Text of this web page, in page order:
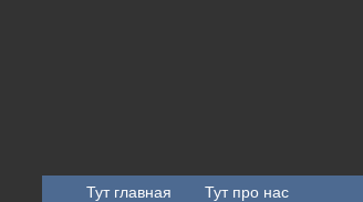
Тут главная Тут про нас